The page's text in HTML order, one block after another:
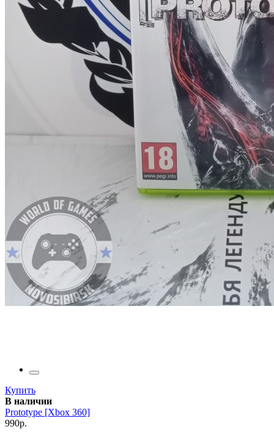
Купить
В наличии
Prototype [Xbox 360]
990р.